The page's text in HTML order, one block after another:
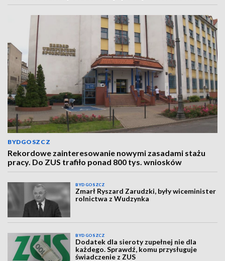
BYDGOSZCZ
Rekordowe zainteresowanie nowymi zasadami stażu
pracy. Do ZUS trafiło ponad 800 tys. wniosków
BYDGOSZCZ
Zmarł Ryszard Zarudzki, były wiceminister
rolnictwa z Wudzynka
BYDGOSZCZ
Dodatek dla sieroty zupełnej nie dla
każdego. Sprawdź, komu przysługuje
świadczenie z ZUS